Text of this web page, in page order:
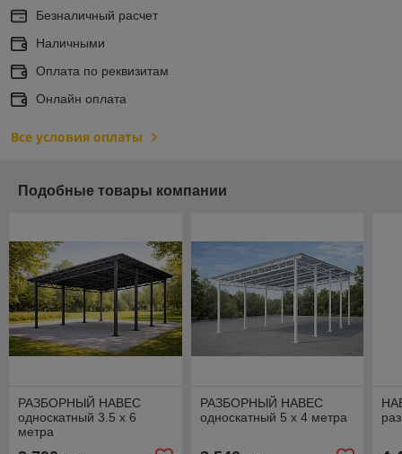
Безналичный расчет
Наличными
Оплата по реквизитам
Онлайн оплата
Все условия оплаты
Подобные товары компании
РАЗБОРНЫЙ НАВЕС
односкатный 3.5 х 6
метра
РАЗБОРНЫЙ НАВЕС
односкатный 5 х 4 метра